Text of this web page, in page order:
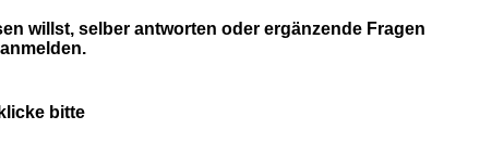
willst, selber antworten oder ergänzende Fragen
bitte